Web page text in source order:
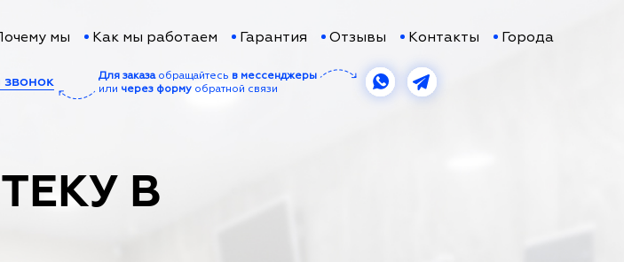
мы Как мы работаем Гарантия Отзывы Контакты Города
звонок Для заказаобращайтесь в мессенджеры
или через форму обратной связи
В